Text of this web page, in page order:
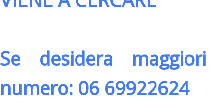
Se desidera
numero: 06 69922624